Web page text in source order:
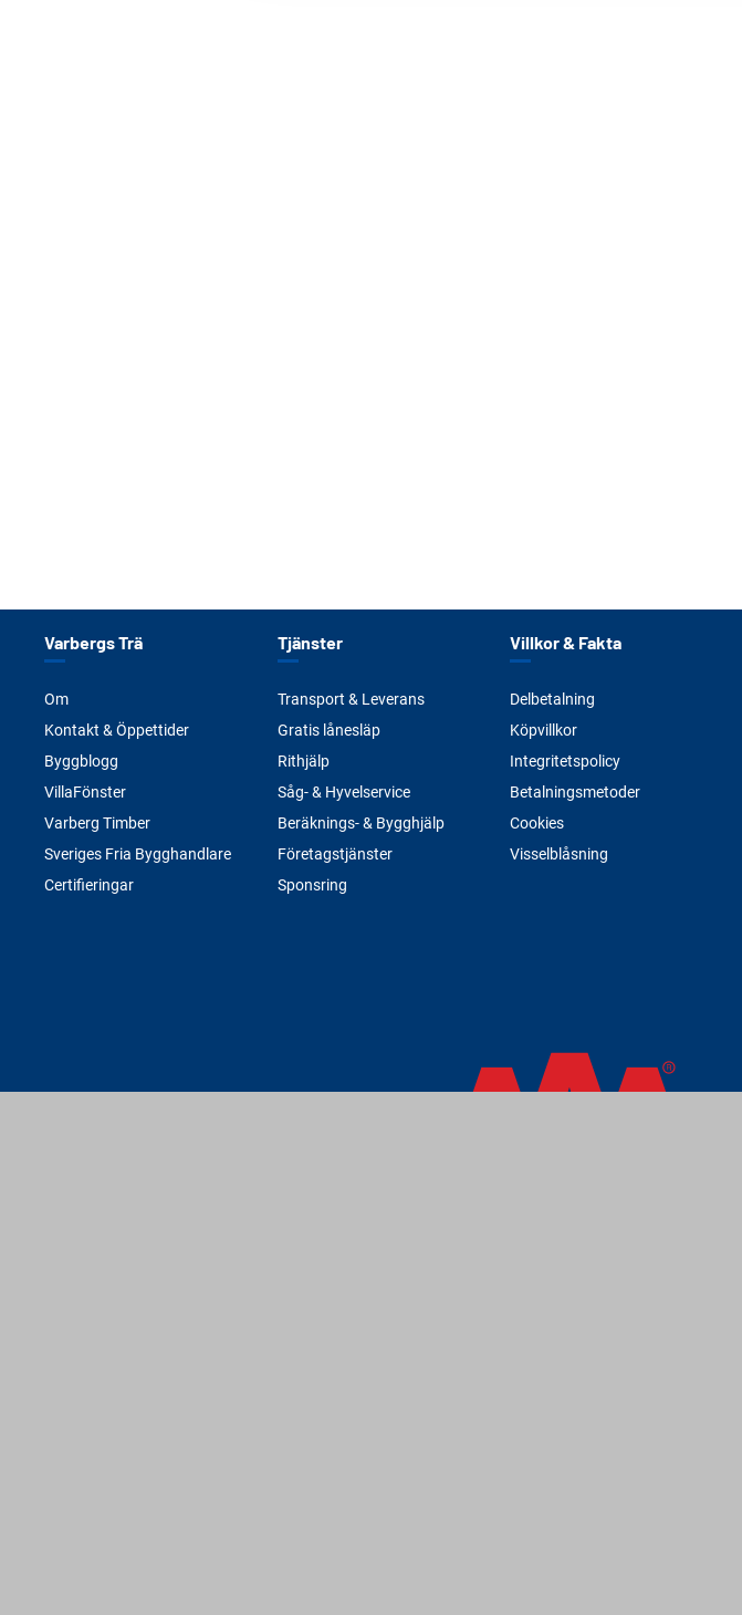
Varbergs Trä
Om
Kontakt & Öppettider
Byggblogg
VillaFönster
Varberg Timber
Sveriges Fria Bygghandlare
Certifieringar
Tjänster
Transport & Leverans
Gratis lånesläp
Rithjälp
Såg- & Hyvelservice
Beräknings- & Bygghjälp
Företagstjänster
Sponsring
Villkor & Fakta
Delbetalning
Köpvillkor
Integritetspolicy
Betalningsmetoder
Cookies
Visselblåsning